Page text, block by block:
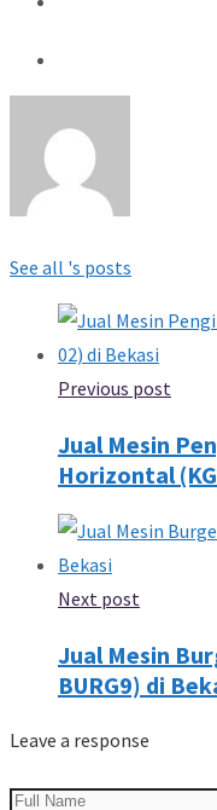
See all 's posts
Previous post
Jual Mesin
Horizontal
Next post
Jual Mesin
BURG9) di
Leave a response